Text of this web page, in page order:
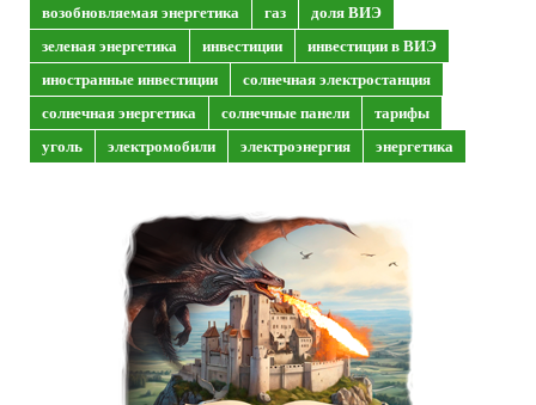
возобновляемая энергетика
газ
доля ВИЭ
зеленая энергетика
инвестиции
инвестиции в ВИЭ
иностранные инвестиции
солнечная электростанция
солнечная энергетика
солнечные панели
тарифы
уголь
электромобили электроэнергия энергетика